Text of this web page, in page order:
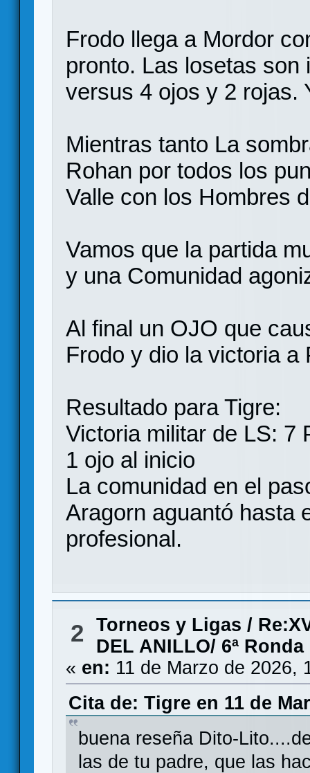
Frodo llega a Mordor
pronto. Las losetas
versus 4 ojos y 2 rojas.
Mientras tanto La
Rohan por todos los
Valle con los Hombres
Vamos que la partida
y una Comunidad
Al final un OJO que
Frodo y dio la victoria a
Resultado para Tigre:
Victoria militar de LS: 7
1 ojo al inicio
La comunidad en el
Aragorn aguantó hasta
profesional.
2 Torneos y Ligas /
DEL ANILLO/ 6ª Ronda
« en: 11 de Marzo de 2026,
Cita de: Tigre en 11 de
buena reseña Dito-
las de tu padre, que las